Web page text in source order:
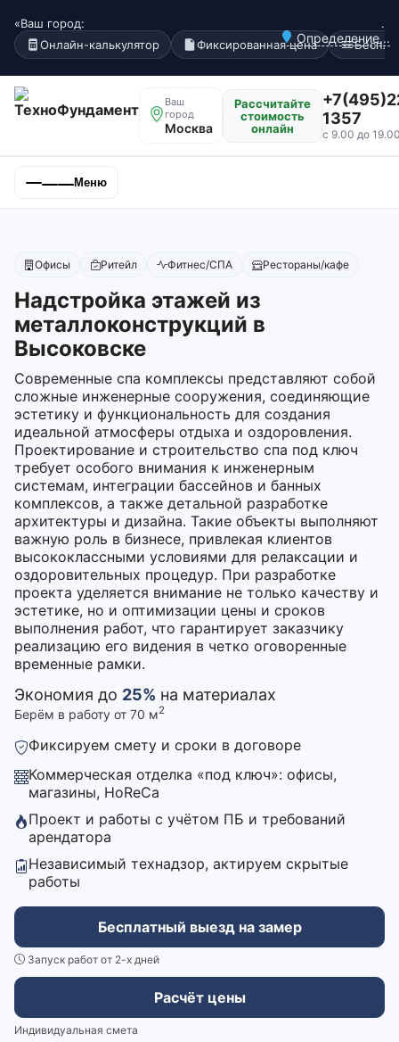
«Ваш город:
Определение...
.
Онлайн-калькулятор
Фиксированная цена
Ваш
город
Москва
Рассчитайте
стоимость
онлайн
1357
с 9.00 до
Меню
Офисы Ритейл Фитнес/СПА Рестораны/кафе
Надстройка этажей из
металлоконструкций в
Высоковске
Современные спа комплексы представляют собой
сложные инженерные сооружения, соединяющие
эстетику и функциональность для создания
идеальной атмосферы отдыха и оздоровления.
Проектирование и строительство спа под ключ
требует особого внимания к инженерным
системам, интеграции бассейнов и банных
комплексов, а также детальной разработке
архитектуры и дизайна. Такие объекты выполняют
важную роль в бизнесе, привлекая клиентов
высококлассными условиями для релаксации и
оздоровительных процедур. При разработке
проекта уделяется внимание не только качеству и
эстетике, но и оптимизации цены и сроков
выполнения работ, что гарантирует заказчику
реализацию его видения в четко оговоренные
временные рамки.
Экономия до 25% на материалах
Берём в работу от 70 м2
Фиксируем смету и сроки в договоре
Коммерческая отделка «под ключ»: офисы,
магазины, HoReCa
Проект и работы с учётом ПБ и требований
арендатора
Независимый технадзор, актируем скрытые
работы
Бесплатный выезд на замер
Запуск работ от 2-х дней
Расчёт цены
Индивидуальная смета